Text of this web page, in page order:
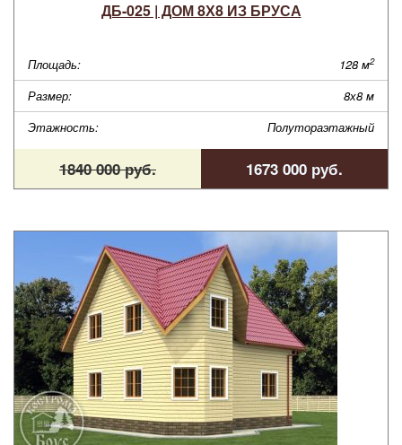
ДБ-025 | ДОМ 8Х8 ИЗ БРУСА
Площадь: 128 м2
Размер:
8х8 м
Этажность:
Полутораэтажный
1840 000 руб. 1673 000 руб.